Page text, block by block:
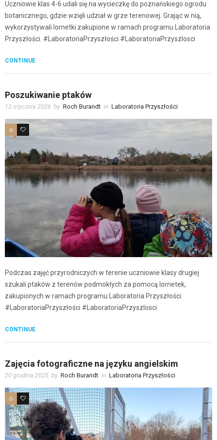
Uczniowie klas 4-6 udali się na wycieczkę do poznańskiego ogrodu
botanicznego, gdzie wzięli udział w grze terenowej. Grając w nią,
wykorzystywali lornetki zakupione w ramach programu Laboratoria
Przyszłości. #LaboratoriaPrzyszłości #LaboratoriaPrzyszlosci
CONTINUE
Poszukiwanie ptaków
12 stycznia 2026 by Roch Burandt in Laboratoria Przyszłości
0 0
Podczas zajęć przyrodniczych w terenie uczniowie klasy drugiej
szukali ptaków z terenów podmokłych za pomocą lornetek,
zakupionych w ramach programu Laboratoria Przyszłości.
#LaboratoriaPrzyszłości #LaboratoriaPrzyszlosci
CONTINUE
Zajęcia fotograficzne na języku angielskim
20 grudnia 2025 by Roch Burandt in Laboratoria Przyszłości
0 0